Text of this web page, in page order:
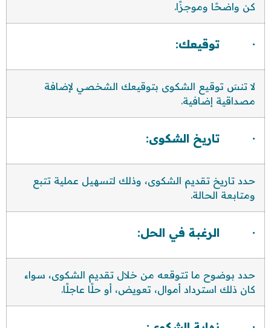
كن واضحًا وموجزًا.
· توقيعك:
لا تنسَ توقيع الشكوى بتوقيعك الشخصي لإضافة
مصداقية إضافية.
· تاريخ الشكوى:
حدد تاريخ تقديم الشكوى، وذلك لتسهيل عملية تتبع
ومتابعة الحالة.
· الرغبة في الحل:
حدد بوضوح ما تتوقعه من خلال تقديم الشكوى، سواء
كان ذلك استرداد أموال، تعويض، أو حلًا عاجلًا.